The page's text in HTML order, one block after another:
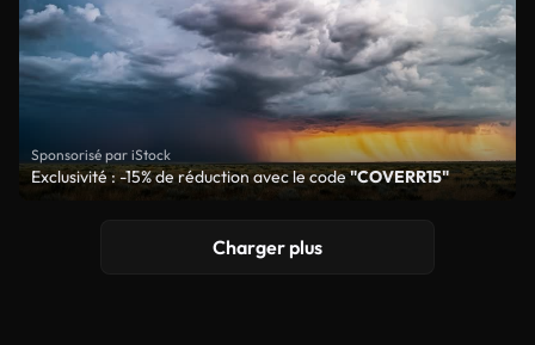
Sponsorisé par iStock
Exclusivité : -15% de réduction avec le code"COVERR15"
Charger plus